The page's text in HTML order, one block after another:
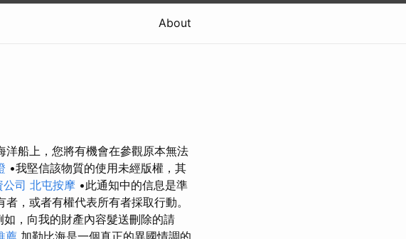
About
洋船上，您將有機會在參觀原本無法
•我堅信該物質的使用未經版權，其
司 北屯按摩 •此通知中的信息是準
，或者有權代表所有者採取行動。
，向我的財產內容髮送刪除的請
薦 加勒比海是一個真正的異國情調的